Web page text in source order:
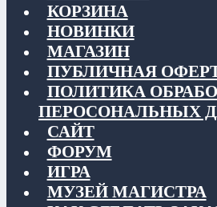
КОРЗИНА
НОВИНКИ
МАГАЗИН
ПУБЛИЧНАЯ
ПОЛИТИКА
ПЕРОСОНАЛЬНЫХ
САЙТ
ФОРУМ
ИГРА
МУЗЕЙ МАГИСТРА